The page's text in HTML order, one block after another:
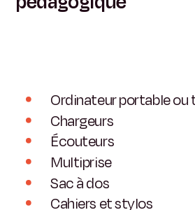
Ordinateur portable
Chargeurs
Écouteurs
Multiprise
Sac à dos
Cahiers et stylos